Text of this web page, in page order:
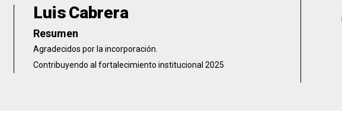
LuisCabrera
Resumen
Agradecidos por la incorporación.
Contribuyendo al fortalecimiento institucional 2025